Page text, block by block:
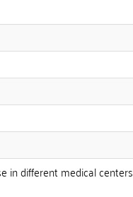
in different medical centers